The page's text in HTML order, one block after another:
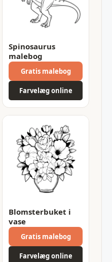
Spinosaurus
malebog
Gratis malebog
Farvelæg online
Blomsterbuket i
vase
Gratis malebog
Farvelæg online